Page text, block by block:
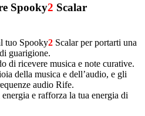
Spooky2 Scalar
tuo Spooky2 Scalar per portarti una
guarigione.
di ricevere musica e note curative.
della musica e dell’audio, e gli
audio Rife.
e rafforza la tua energia di